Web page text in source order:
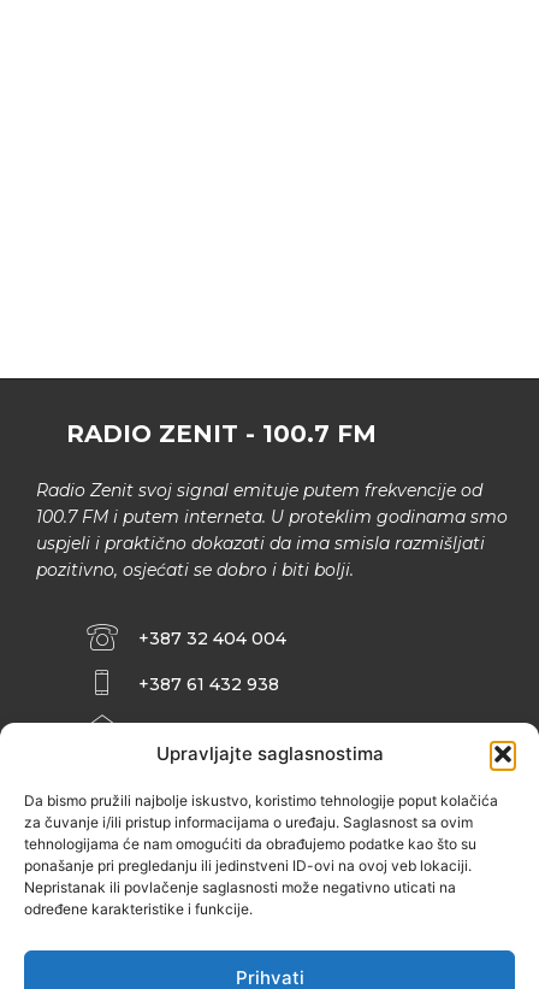
Upravljajte saglasnostima
Da bismo pružili najbolje iskustvo, koristimo tehnologije poput kolačića
za čuvanje i/ili pristup informacijama o uređaju. Saglasnost sa ovim
tehnologijama će nam omogućiti da obrađujemo podatke kao što su
ponašanje pri pregledanju ili jedinstveni ID-ovi na ovoj veb lokaciji.
Nepristanak ili povlačenje saglasnosti može negativno uticati na
određene karakteristike i funkcije.
Prihvati
RADIO ZENIT - 100.7 FM
Radio Zenit svoj signal emituje putem frekvencije od
100.7 FM i putem interneta. U proteklim godinama smo
uspjeli i praktično dokazati da ima smisla razmišljati
pozitivno, osjećati se dobro i biti bolji.
+387 32 404 004
+387 61 432 938
INFO@ZENIT.BA
ZENIČANKA, 3. SPRAT), 72000 ZENICA